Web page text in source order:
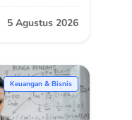
5 Agustus 2026
Keuangan & Bisnis